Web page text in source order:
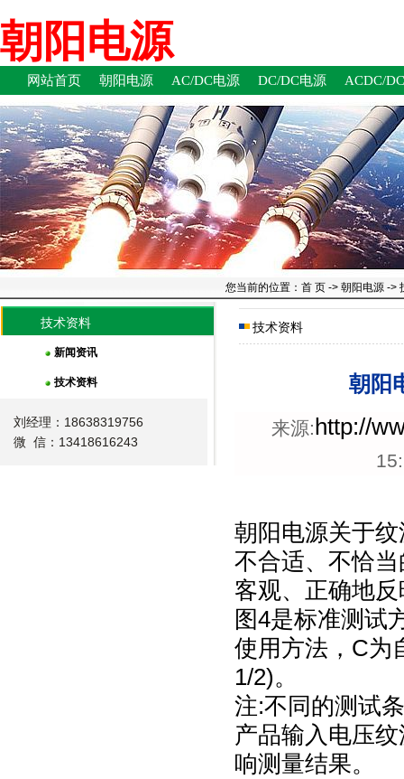
朝阳电源
网站首页 朝阳电源 AC/DC电源 DC/DC电源 ACDC/
您当前的位置： 首 页 -> 朝阳电源 ->
技术资料
新闻资讯
技术资料
刘经理：18638319756
微 信：13418616243
技术资料
朝阳
来源:http://
朝阳电源关于
不合适、不恰
客观、正确地
图4是标准测试
使用方法，C为
1/2)。
注:不同的测试
产品输入电压
响测量结果。